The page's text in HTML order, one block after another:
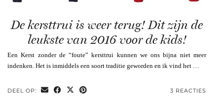
De kersttrui is weer terug! Dit zijn de
leukste van 2016 voor de kids!
Een Kerst zonder de “foute” kersttrui kunnen we ons bijna niet meer
indenken. Het is inmiddels een soort traditie geworden en ik vind het …
DEEL OP: 3 REACTIES